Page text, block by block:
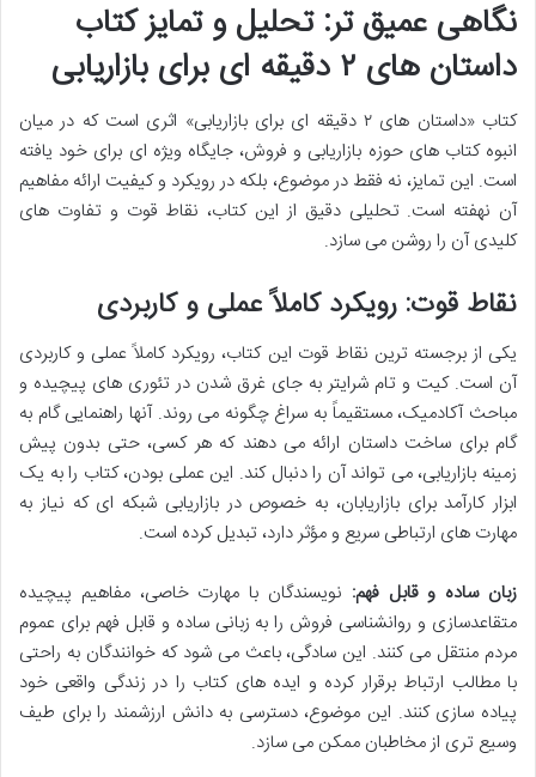
نگاهی عمیق تر: تحلیل و تمایز کتاب
داستان های ۲ دقیقه ای برای بازاریابی
کتاب «داستان های ۲ دقیقه ای برای بازاریابی» اثری است که در میان
انبوه کتاب های حوزه بازاریابی و فروش، جایگاه ویژه ای برای خود یافته
است. این تمایز، نه فقط در موضوع، بلکه در رویکرد و کیفیت ارائه مفاهیم
آن نهفته است. تحلیلی دقیق از این کتاب، نقاط قوت و تفاوت های
کلیدی آن را روشن می سازد.
نقاط قوت: رویکرد کاملاً عملی و کاربردی
یکی از برجسته ترین نقاط قوت این کتاب، رویکرد کاملاً عملی و کاربردی
آن است. کیت و تام شرایتر به جای غرق شدن در تئوری های پیچیده و
مباحث آکادمیک، مستقیماً به سراغ چگونه می روند. آنها راهنمایی گام به
گام برای ساخت داستان ارائه می دهند که هر کسی، حتی بدون پیش
زمینه بازاریابی، می تواند آن را دنبال کند. این عملی بودن، کتاب را به یک
ابزار کارآمد برای بازاریابان، به خصوص در بازاریابی شبکه ای که نیاز به
مهارت های ارتباطی سریع و مؤثر دارد، تبدیل کرده است.
زبان ساده و قابل فهم: نویسندگان با مهارت خاصی، مفاهیم پیچیده
متقاعدسازی و روانشناسی فروش را به زبانی ساده و قابل فهم برای عموم
مردم منتقل می کنند. این سادگی، باعث می شود که خوانندگان به راحتی
با مطالب ارتباط برقرار کرده و ایده های کتاب را در زندگی واقعی خود
پیاده سازی کنند. این موضوع، دسترسی به دانش ارزشمند را برای طیف
وسیع تری از مخاطبان ممکن می سازد.